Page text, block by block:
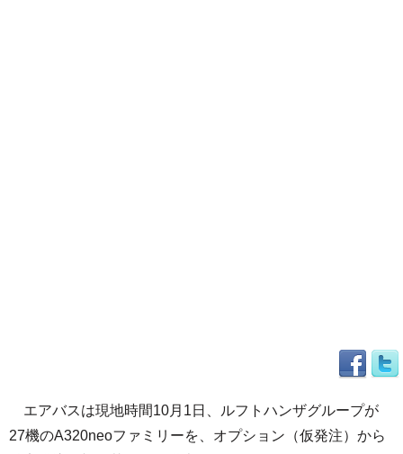
エアバスは現地時間10月1日、ルフトハンザグループが
27機のA320neoファミリーを、オプション（仮発注）から